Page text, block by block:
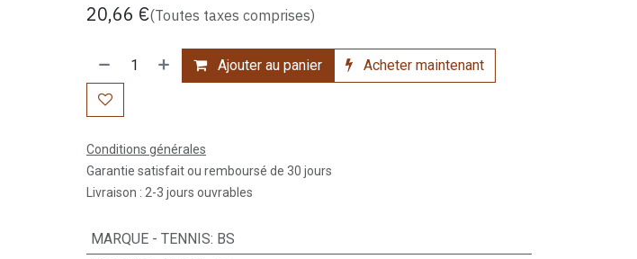
20,66 €(Toutes taxes comprises)
Ajouter au panier Acheter maintenant
Conditions générales
Garantie satisfait ou remboursé de 30 jours
Livraison : 2-3 jours ouvrables
MARQUE - TENNIS: BS